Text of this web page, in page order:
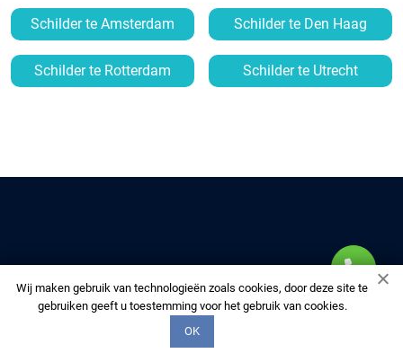
Schilder te Amsterdam Schilder te Den Haag
Schilder te Rotterdam Schilder te Utrecht
Wij maken gebruik van technologieën zoals cookies, door deze site te
gebruiken geeft u toestemming voor het gebruik van cookies.
OK
MULTIFIX-DAKDEKKERS
Kies ons om uw huis te voorzien van kwaliteitsdiensten